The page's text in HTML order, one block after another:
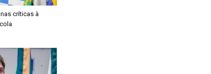
críticas à